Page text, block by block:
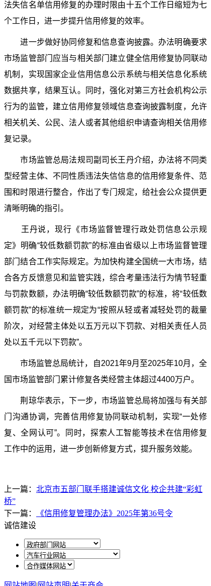
法失信名单信用修复的办理时限由十五个工作日缩短为七
个工作日，进一步提升信用修复的效率。
进一步做好协同修复和信息查询披露。办法明确要求
市场监管部门应当与相关部门建立健全信用修复协同联动
机制，实现国家企业信用信息公示系统与相关信息化系统
数据共享，结果互认。同时，强化对第三方社会机构公示
行为的监管，建立信用修复领域信息查询披露制度，允许
相关机关、公民、法人或者其他组织申请查询相关信用修
复记录。
市场监管总局法规司副司长王丹介绍，办法将不同类
型经营主体、不同性质违法失信信息的信用修复条件、范
围和时限进行整合，作出了专门规定，给社会公众提供更
清晰明确的指引。
王丹说，现行《市场监督管理行政处罚信息公示规
定》明确“较低数额罚款”的标准由省级以上市场监督管理
部门结合工作实际规定。为加快构建全国统一大市场，结
合各方反馈意见和监管实践，综合考量违法行为情节轻重
与罚款数额，办法明确“较低数额罚款”的标准，将“较低数
额罚款”的标准统一规定为“按照从轻或者减轻处罚的裁量
阶次，对经营主体处以五万元以下罚款、对相关责任人员
处以五千元以下罚款”。
市场监管总局统计，自2021年9月至2025年10月，全
国市场监管部门累计修复各类经营主体超过4400万户。
荆琼华表示，下一步，市场监管总局将加强与有关部
门沟通协调，完善信用修复协同联动机制，实现“一处修
复、全网认可”。同时，探索人工智能等技术在信用修复
工作中的运用，进一步创新修复方式，提升服务效能。
上一篇： 北京市五部门联手搭建诚信文化 校企共建“彩虹
桥”
下一篇：
《信用修复管理办法》2025年第36号令
诚信建设